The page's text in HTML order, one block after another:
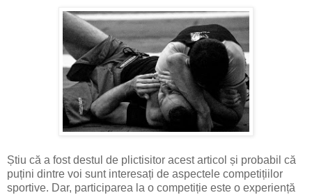
Știu că a fost destul de plictisitor acest articol și probabil că
puțini dintre voi sunt interesați de aspectele competițiilor
sportive. Dar, participarea la o competiție este o experiență